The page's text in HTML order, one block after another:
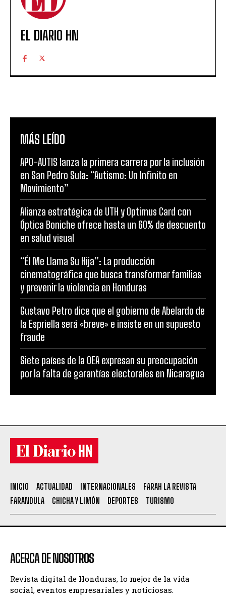
EL DIARIO HN
MÁS LEÍDO
APO-AUTIS lanza la primera carrera por la inclusión
en San Pedro Sula: “Autismo: Un Infinito en
Movimiento”
Alianza estratégica de UTH y Optimus Card con
Óptica Boniche ofrece hasta un 60% de descuento
en salud visual
“Él Me Llama Su Hija”: La producción
cinematográfica que busca transformar familias
y prevenir la violencia en Honduras
Gustavo Petro dice que el gobierno de Abelardo de
la Espriella será «breve» e insiste en un supuesto
fraude
Siete países de la OEA expresan su preocupación
por la falta de garantías electorales en Nicaragua
INICIO ACTUALIDAD INTERNACIONALES
FARAH LA REVISTA
FARANDULA
CHICHA Y LIMÓN DEPORTES TURISMO
ACERCA DE NOSOTROS
Revista digital de Honduras, lo mejor de la vida
social, eventos empresariales y noticiosas.